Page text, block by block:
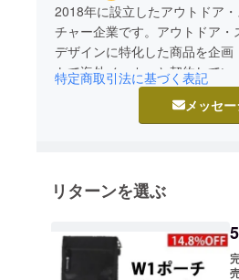
2018年に設立したアウトドア
チャー企業です。アウトドア・
デザインに特化した商品を企
トで海外メーカーと契約してい
ツールを身につければ、どこ
が、どうぞご支援のほど宜しく
特定商取引法に基づく表記
メッセ
リターンを選ぶ